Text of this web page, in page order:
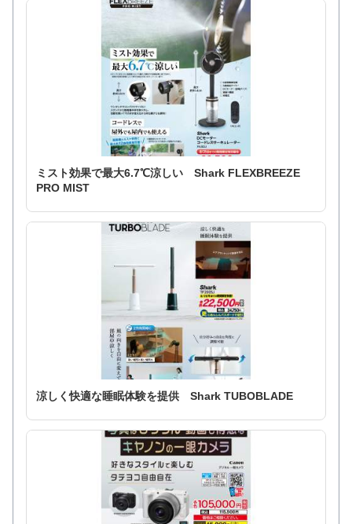
ミスト効果で最大6.7℃涼しい Shark FLEXBREEZE
PRO MIST
涼しく快適な睡眠体験を提供 Shark TUBOBLADE